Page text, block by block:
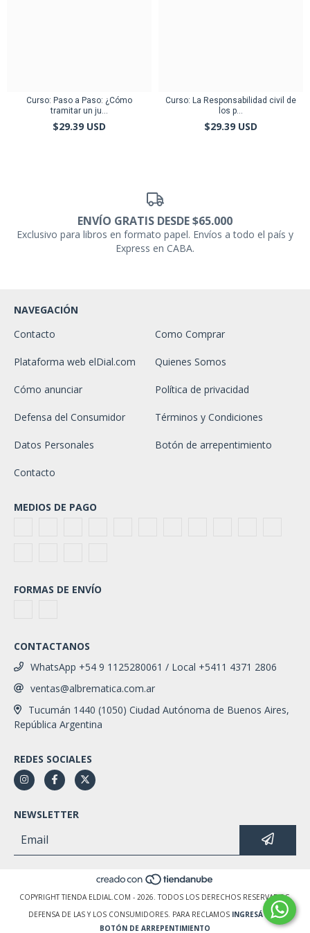
Curso: Paso a Paso: ¿Cómo
tramitar un ju...
$29.39 USD
Curso: La Responsabilidad civil de
los p...
$29.39 USD
ENVÍO GRATIS DESDE $65.000
Exclusivo para libros en formato papel. Envíos a todo el país y
Express en CABA.
NAVEGACIÓN
Contacto
Como Comprar
Plataforma web elDial.com Quienes Somos
Cómo anunciar Política de privacidad
Defensa del Consumidor Términos y Condiciones
Datos Personales Botón de arrepentimiento
Contacto
MEDIOS DE PAGO
FORMAS DE ENVÍO
CONTACTANOS
WhatsApp +54 9 1125280061 / Local +5411 4371 2806
ventas@albrematica.com.ar
Tucumán 1440 (1050) Ciudad Autónoma de Buenos Aires,
República Argentina
REDES SOCIALES
NEWSLETTER
COPYRIGHT TIENDA ELDIAL.COM - 2026. TODOS LOS DERECHOS RESERVADOS.
DEFENSA DE LAS Y LOS CONSUMIDORES. PARA RECLAMOS INGRESÁ ACÁ.
BOTÓN DE ARREPENTIMIENTO